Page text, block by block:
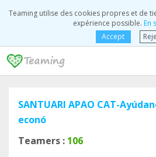
Teaming utilise des cookies propres et de
expérience possible. En
Accept
SANTUARI APAO CAT-
econó
Teamers : 106